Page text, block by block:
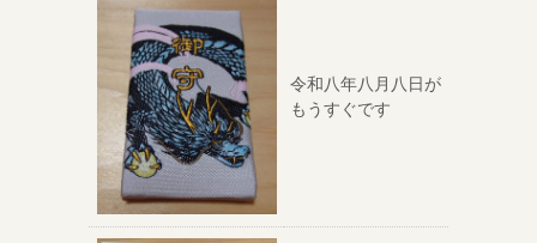
令和八年八月八日が
もうすぐです